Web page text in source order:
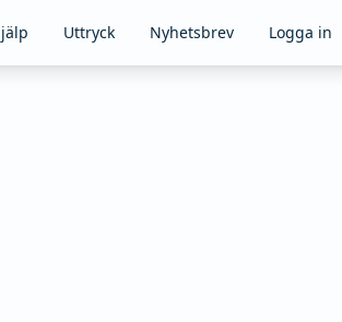
Uttryck Nyhetsbrev Logga in